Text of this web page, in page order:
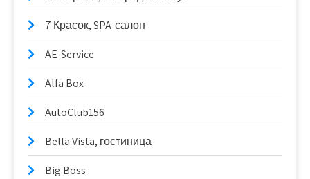
7 Красок, SPA-салон
AE-Service
Alfa Box
AutoClub156
Bella Vista, гостиница
Big Boss